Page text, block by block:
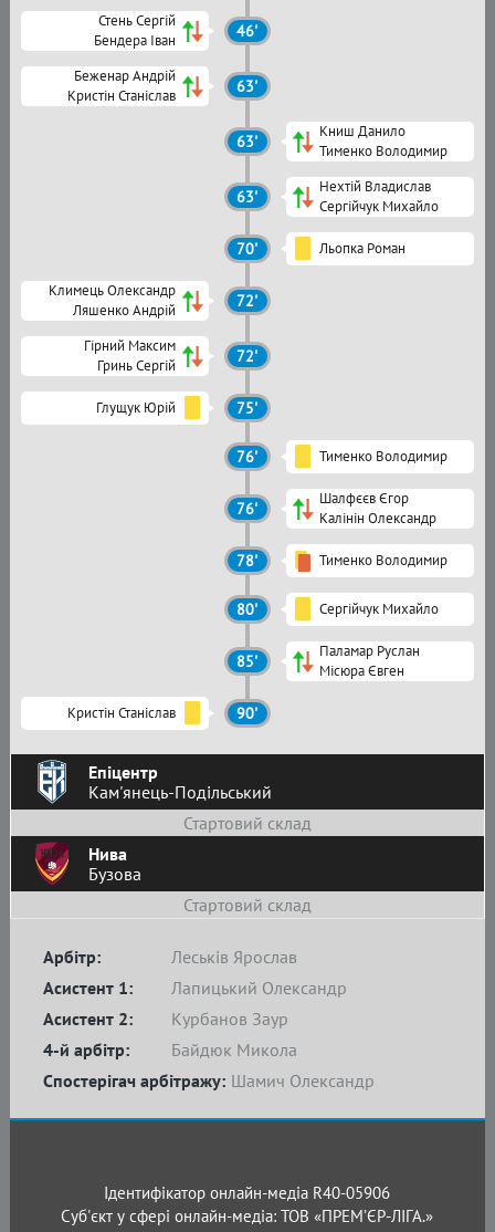
Епіцентр
Кам'янець-Подільський
Стартовий склад
Стень Сергій
Бендера Іван
46'
Беженар Андрій
Кристін Станіслав
63'
63'
Книш Данило
Тименко Володимир
63'
Нехтій Владислав
Сергійчук Михайло
70' Льопка Роман
Климець Олександр
Ляшенко Андрій
72'
Гірний Максим
Гринь Сергій
72'
Глущук Юрій 75'
76' Тименко Володимир
76'
Шалфєєв Єгор
Калінін Олександр
78' Тименко Володимир
80' Сергійчук Михайло
85'
Паламар Руслан
Місюра Євген
Кристін Станіслав 90'
Нива
Бузова
Стартовий склад
Арбітр:
Леськів Ярослав
Асистент 1:
Лапицький Олександр
Асистент 2:
Курбанов Заур
4-й арбітр:
Байдюк Микола
Спостерігач арбітражу: Шамич Олександр
Ідентифікатор онлайн-медіа R40-05906
Суб'єкт у сфері онлайн-медіа: ТОВ «ПРЕМ’ЄР-ЛІГА.»